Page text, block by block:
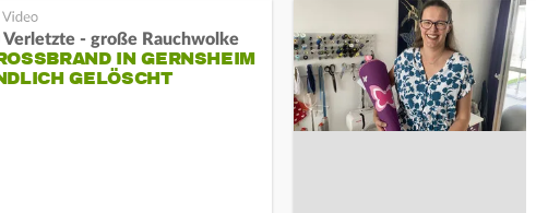
Verletzte - große Rauchwolke
IN GERNSHEIM E
GELÖSCHT